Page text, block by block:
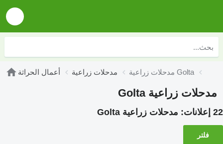
أعمال الحراثة مدحلات زراعية مدحلات زراعية Golta
مدحلات زراعية Golta
22 إعلانات: مدحلات زراعية Golta
فلتر